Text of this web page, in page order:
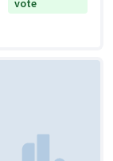
vote